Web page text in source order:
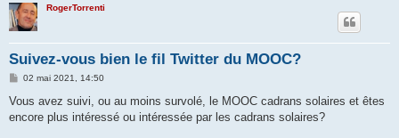
RogerTorrenti
Suivez-vous bien le fil Twitter du MOOC?
M
s
a
02 mai 2021, 14:50
Vous avez suivi, ou au moins survolé, le MOOC cadrans solaires et êtes
encore plus intéressé ou intéressée par les cadrans solaires?